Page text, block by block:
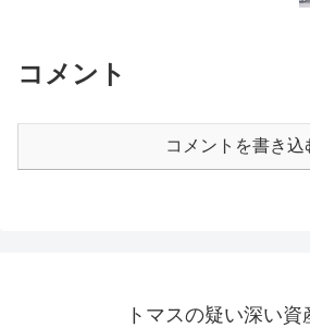
コメント
コメントを書き込
トマスの疑い深い資